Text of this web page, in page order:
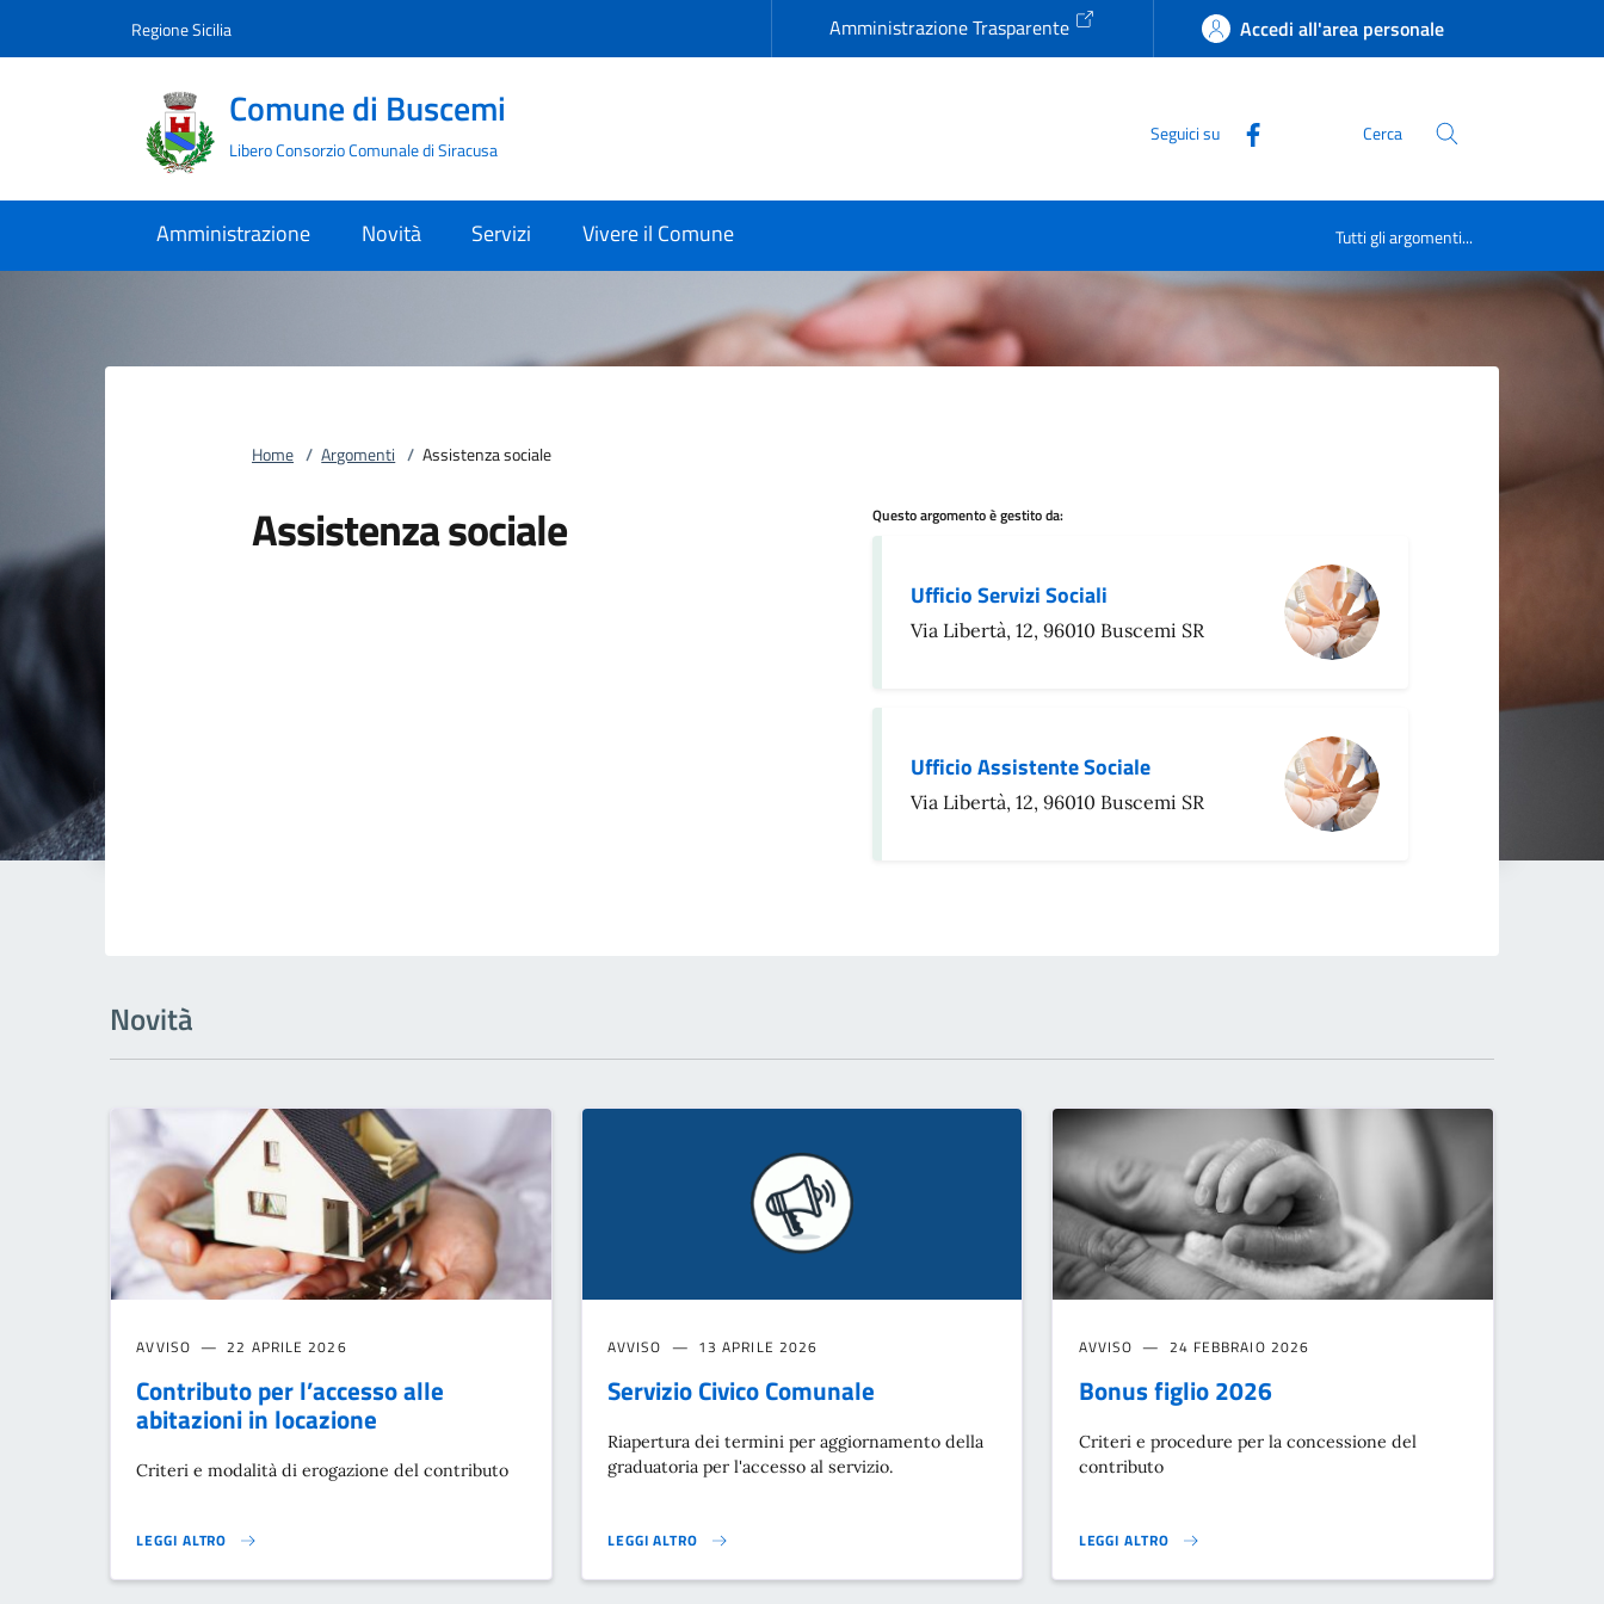
Regione Sicilia Amministrazione Trasparente Accedi all'area personale
Comune di Buscemi
Libero Consorzio Comunale di Siracusa
Seguici su Cerca
Amministrazione Novità Servizi Vivere il Comune Tutti gli argomenti...
Home / Argomenti / Assistenza sociale
Assistenza sociale Questo argomento è gestito da:
Ufficio Servizi Sociali
Via Libertà, 12, 96010 Buscemi SR
Ufficio Assistente Sociale
Via Libertà, 12, 96010 Buscemi SR
Novità
AVVISO 22 APRILE 2026
Contributo per l’accesso alle
abitazioni in locazione
Criteri e modalità di erogazione del contributo
LEGGI ALTRO
CONTRIBUTO PER L’ACCESSO ALLE ABITAZIONI IN LOCAZIONE}
AVVISO 13 APRILE 2026
Servizio Civico Comunale
Riapertura dei termini per aggiornamento della
graduatoria per l'accesso al servizio.
LEGGI ALTRO
SERVIZIO CIVICO COMUNALE}
AVVISO 24 FEBBRAIO 2026
Bonus figlio 2026
Criteri e procedure per la concessione del
contributo
LEGGI ALTRO
BONUS FIGLIO 2026}